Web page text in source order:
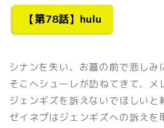
【第78話】hulu
シナンを失い、お墓の前で悲しみ
そこへシューレが訪ねてきて、メ
ジェンギズを訴えないでほしいと
ゼイネプはジェンギズへの訴えを